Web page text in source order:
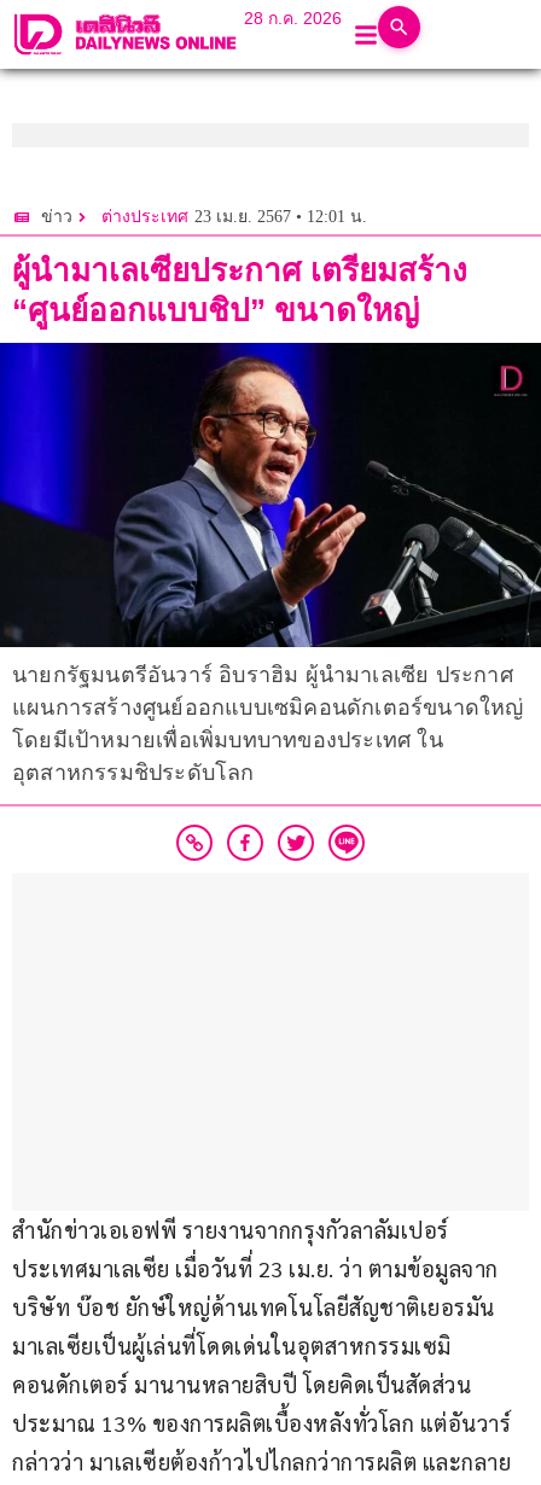
28 ก.ค. 2026
ข่าว ต่างประเทศ 23 เม.ย. 2567 • 12:01 น.
ผู้นำมาเลเซียประกาศ เตรียมสร้าง
“ศูนย์ออกแบบชิป” ขนาดใหญ่
นายกรัฐมนตรีอันวาร์ อิบราฮิม ผู้นำมาเลเซีย ประกาศ
แผนการสร้างศูนย์ออกแบบเซมิคอนดักเตอร์ขนาดใหญ่
โดยมีเป้าหมายเพื่อเพิ่มบทบาทของประเทศ ใน
อุตสาหกรรมชิประดับโลก
สำนักข่าวเอเอฟพี รายงานจากกรุงกัวลาลัมเปอร์
ประเทศมาเลเซีย เมื่อวันที่ 23 เม.ย. ว่า ตามข้อมูลจาก
บริษัท บ๊อช ยักษ์ใหญ่ด้านเทคโนโลยีสัญชาติเยอรมัน
มาเลเซียเป็นผู้เล่นที่โดดเด่นในอุตสาหกรรมเซมิ
คอนดักเตอร์ มานานหลายสิบปี โดยคิดเป็นสัดส่วน
ประมาณ 13% ของการผลิตเบื้องหลังทั่วโลก แต่อันวาร์
กล่าวว่า มาเลเซียต้องก้าวไปไกลกว่าการผลิต และกลาย